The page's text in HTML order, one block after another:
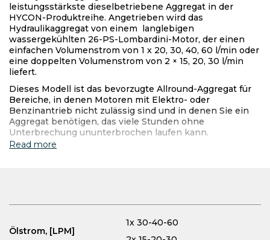
leistungsstärkste dieselbetriebene Aggregat in der
HYCON-Produktreihe. Angetrieben wird das
Hydraulikaggregat von einem langlebigen
wassergekühlten 26-PS-Lombardini-Motor, der einen
einfachen Volumenstrom von 1 x 20, 30, 40, 60 l/min oder
eine doppelten Volumenstrom von 2 × 15, 20, 30 l/min
liefert.
Dieses Modell ist das bevorzugte Allround-Aggregat für
Bereiche, in denen Motoren mit Elektro- oder
Benzinantrieb nicht zulässig sind und in denen Sie ein
Aggregat benötigen, das viele Stunden ohne
Unterbrechung ununterbrochen laufen kann.
Read more
Ölstrom, [LPM]
1x 30-40-60